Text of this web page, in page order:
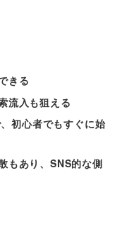
きる
流入も狙える
初心者でもすぐに始
もあり、SNS的な側